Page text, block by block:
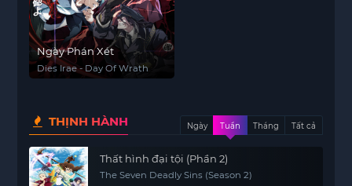
Ngày Phán Xét
Dies Irae - Day Of Wrath
THỊNH HÀNH Ngày Tuần Tháng Tất cả
Thất hình đại tội (Phần 2)
The Seven Deadly Sins (Season 2)